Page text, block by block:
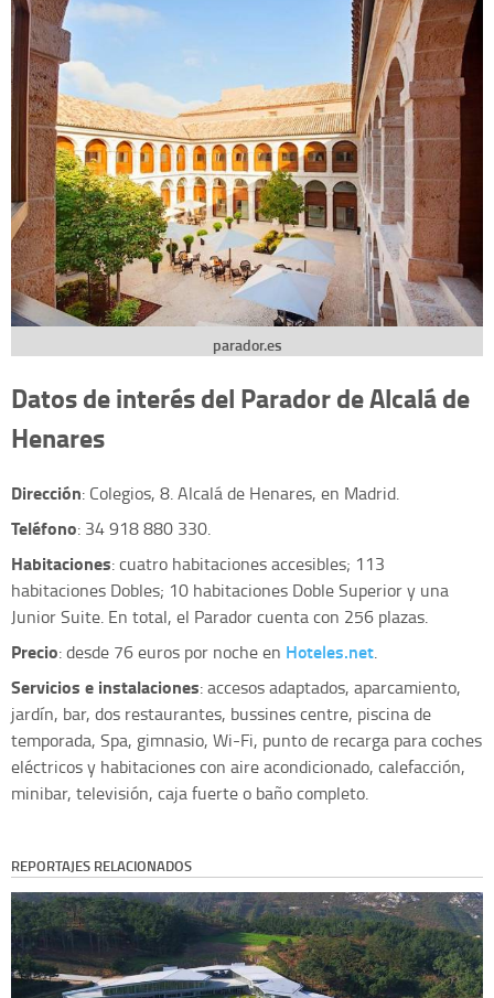
parador.es
Datos de interés del Parador de Alcalá de
Henares
Dirección: Colegios, 8. Alcalá de Henares, en Madrid.
Teléfono: 34 918 880 330.
Habitaciones: cuatro habitaciones accesibles; 113
habitaciones Dobles; 10 habitaciones Doble Superior y una
Junior Suite. En total, el Parador cuenta con 256 plazas.
Precio: desde 76 euros por noche en Hoteles.net.
Servicios e instalaciones: accesos adaptados, aparcamiento,
jardín, bar, dos restaurantes, bussines centre, piscina de
temporada, Spa, gimnasio, Wi-Fi, punto de recarga para coches
eléctricos y habitaciones con aire acondicionado, calefacción,
minibar, televisión, caja fuerte o baño completo.
REPORTAJES RELACIONADOS